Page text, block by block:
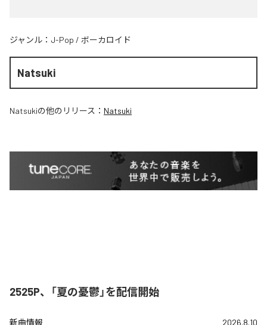
ジャンル： J-Pop / ボーカロイド
Natsuki
Natsukiの他のリリース： Natsuki
2525P、「夏の憂鬱」を配信開始
新曲情報 2026.8.10